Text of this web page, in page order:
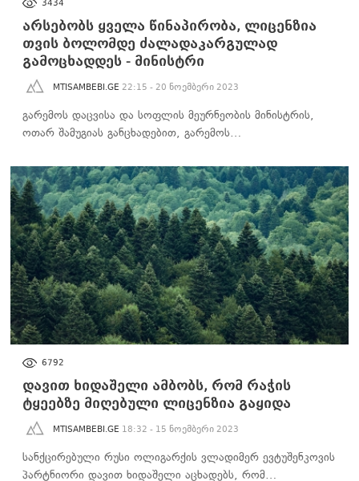
3434
არსებობს ყველა წინაპირობა, ლიცენზია
თვის ბოლომდე ძალადაკარგულად
გამოცხადდეს - მინისტრი
MTISAMBEBI.GE 22:15 - 20 ნოემბერი 2023
გარემოს დაცვისა და სოფლის მეურნეობის მინისტრის,
ოთარ შამუგიას განცხადებით, გარემოს…
6792
დავით ხიდაშელი ამბობს, რომ რაჭის
ტყეებზე მიღებული ლიცენზია გაყიდა
MTISAMBEBI.GE 18:32 - 15 ნოემბერი 2023
სანქცირებული რუსი ოლიგარქის ვლადიმერ ევტუშენკოვის
პარტნიორი დავით ხიდაშელი აცხადებს, რომ…